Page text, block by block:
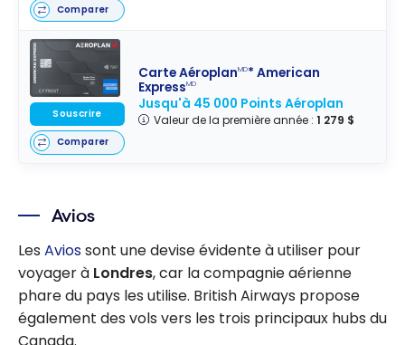
Comparer
Carte AéroplanMD* American
ExpressMD
Jusqu'à 45 000 Points Aéroplan
Valeur de la première année : 1 279 $
Souscrire
Comparer
Avios
Les Aviossont une devise évidente à utiliser pour
voyager à Londres, car la compagnie aérienne
phare du pays les utilise. British Airways propose
également des vols vers les trois principaux hubs du